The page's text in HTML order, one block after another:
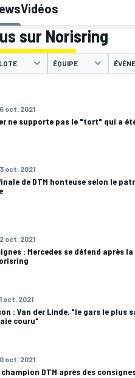
Vidéos
sur Norisring
ÉQUIPE
oct. 2021
ne supporte pas le "tort" qui a
oct. 2021
de DTM honteuse selon le
oct. 2021
: Mercedes se défend après
oct. 2021
: Van der Linde, "le gars le plus
couru"
oct. 2021
champion DTM après des